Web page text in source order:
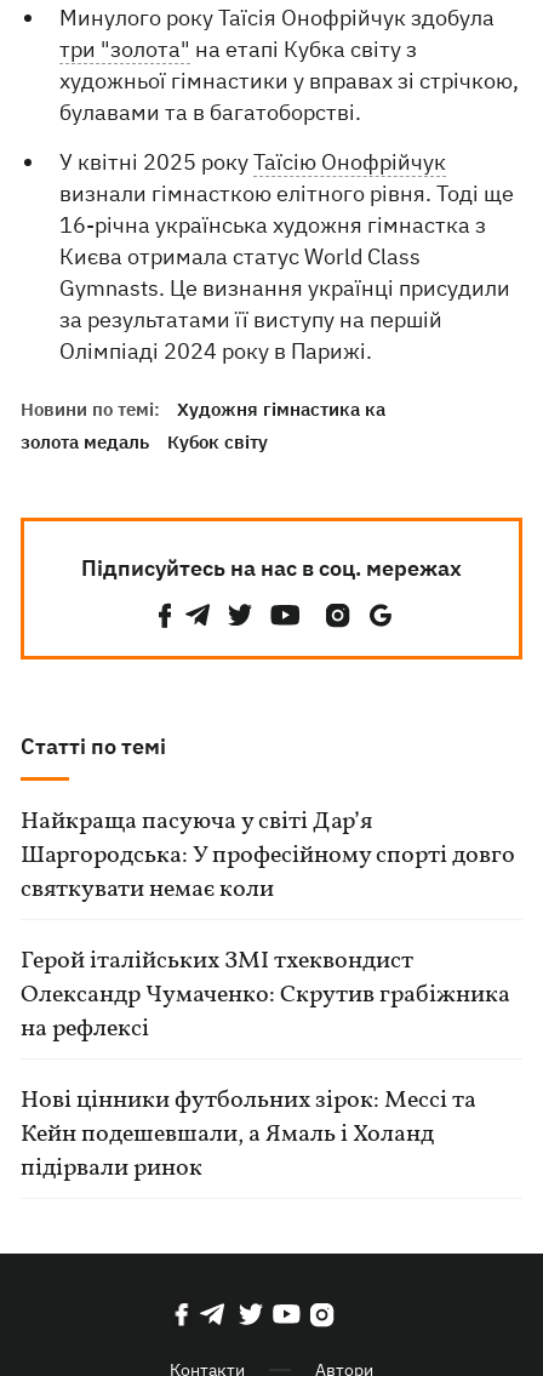
Минулого року Таїсія Онофрійчук здобула
три "золота" на етапі Кубка світу з
художньої гімнастики у вправах зі стрічкою,
булавами та в багатоборстві.
У квітні 2025 рокуТаїсію Онофрійчук
визнали гімнасткою елітного рівня. Тоді ще
16-річна українська художня гімнастка з
Києва отримала статус World Class
Gymnasts. Це визнання українці присудили
за результатами її виступу на першій
Олімпіаді 2024 року в Парижі.
Новини по темі:
Художня гімнастика ка
золота медаль
Кубок світу
Підписуйтесь на нас в соц. мережах
Статті по темі
Найкраща пасуюча у світі Дар’я
Шаргородська: У професійному спорті довго
святкувати немає коли
Герой італійських ЗМІ тхеквондист
Олександр Чумаченко: Скрутив грабіжника
на рефлексі
Нові цінники футбольних зірок: Мессі та
Кейн подешевшали, а Ямаль і Холанд
підірвали ринок
Контакти Автори